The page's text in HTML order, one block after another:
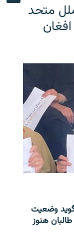
متحد
وضعیت
هنوز